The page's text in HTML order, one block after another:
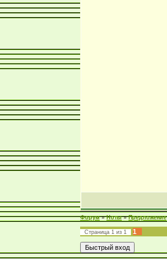
Форум » Ноты » Предложение
Страница 1 из 1 1